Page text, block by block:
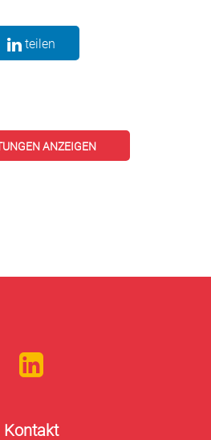
teilen
ANZEIGEN
Kontakt